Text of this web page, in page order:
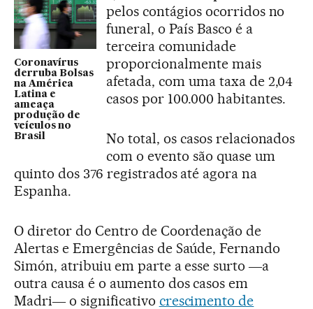
Coronavírus
derruba Bolsas
na América
Latina e
ameaça
produção de
veículos no
Brasil
pelos contágios ocorridos no
funeral, o País Basco é a
terceira comunidade
proporcionalmente mais
afetada, com uma taxa de 2,04
casos por 100.000 habitantes.
No total, os casos relacionados
com o evento são quase um
quinto dos 376 registrados até agora na
Espanha.
O diretor do Centro de Coordenação de
Alertas e Emergências de Saúde, Fernando
Simón, atribuiu em parte a esse surto ―a
outra causa é o aumento dos casos em
Madri― o significativo crescimento de